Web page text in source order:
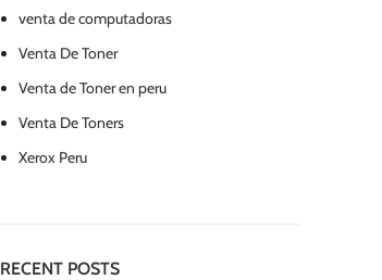
venta de computadoras
Venta De Toner
Venta de Toner en peru
Venta De Toners
Xerox Peru
RECENT POSTS